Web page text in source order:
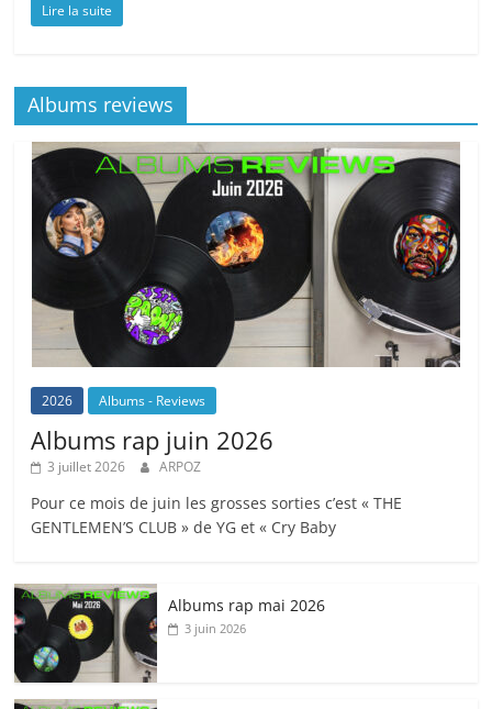
Lire la suite
Albums reviews
2026 Albums - Reviews
Albums rap juin 2026
3 juillet 2026 ARPOZ
Pour ce mois de juin les grosses sorties c’est « THE
GENTLEMEN’S CLUB » de YG et « Cry Baby
Albums rap mai 2026
3 juin 2026